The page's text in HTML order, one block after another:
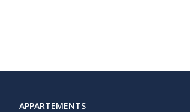
APPARTEMENTS